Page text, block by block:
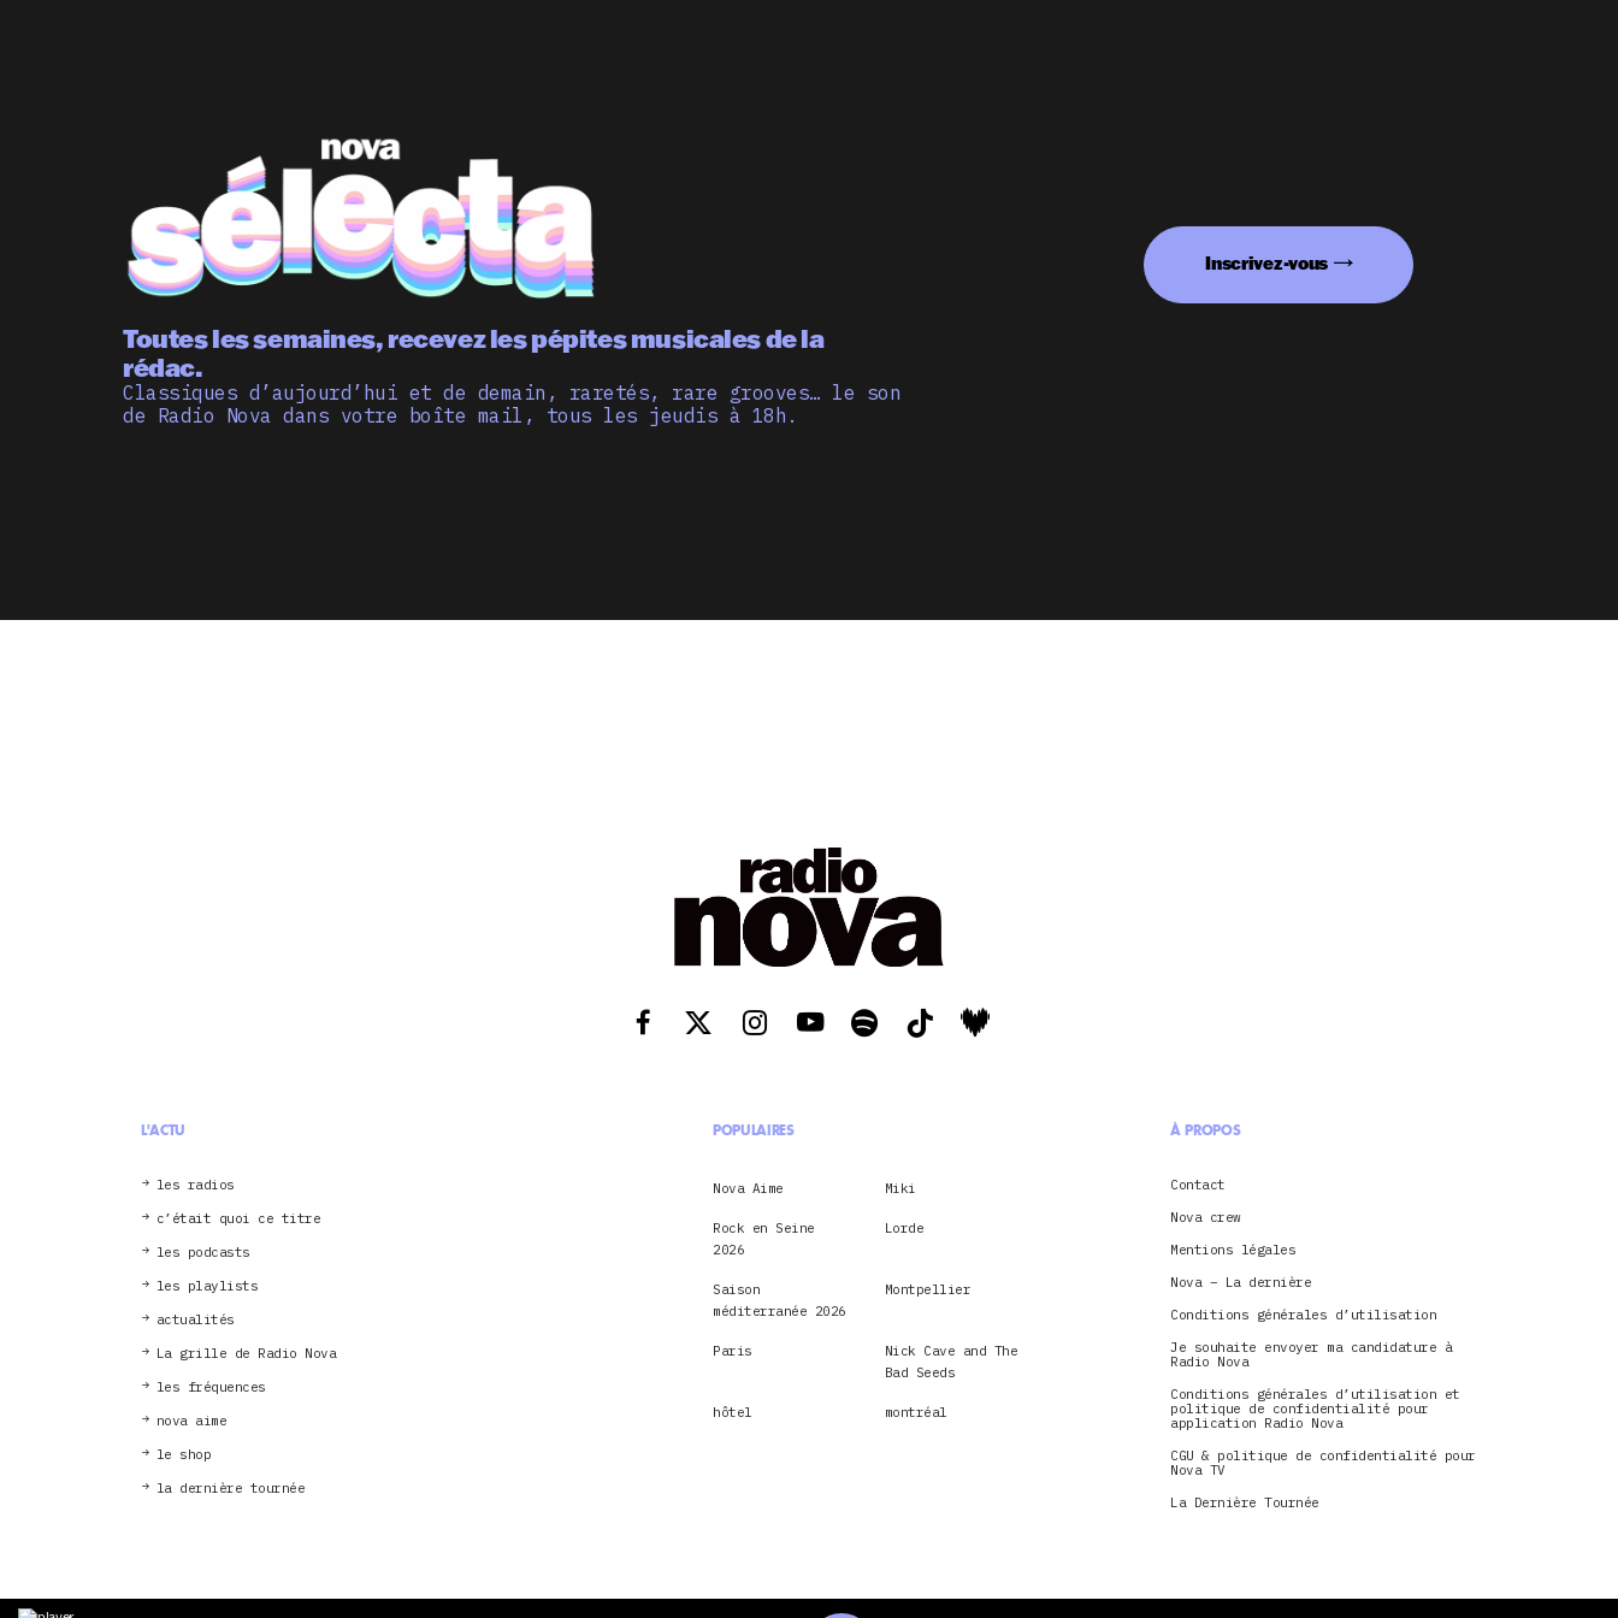
Toutes les semaines, recevez les pépites musicales de la
rédac.
Classiques d’aujourd’hui et de demain, raretés, rare grooves… le son
de Radio Nova dans votre boîte mail, tous les jeudis à 18h.
Inscrivez-vous
L'ACTU
les radios
c’était quoi ce titre
les podcasts
les playlists
actualités
La grille de Radio Nova
les fréquences
nova aime
le shop
la dernière tournée
POPULAIRES
Nova Aime Miki
Rock en Seine
2026
Lorde
Saison
méditerranée 2026
Montpellier
Paris
Nick Cave and The
Bad Seeds
hôtel montréal
À PROPOS
Contact
Nova crew
Mentions légales
Nova – La dernière
Conditions générales d’utilisation
Je souhaite envoyer ma candidature à
Radio Nova
Conditions générales d’utilisation et
politique de confidentialité pour
application Radio Nova
CGU & politique de confidentialité pour
Nova TV
La Dernière Tournée